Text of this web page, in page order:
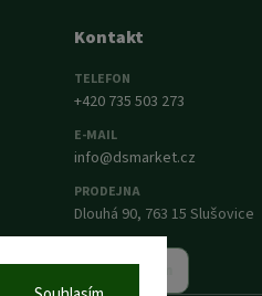
Kontakt
TELEFON
+420 735 503 273
E-MAIL
info@dsmarket.cz
PRODEJNA
Dlouhá 90, 763 15 Slušovice
Napsat nám